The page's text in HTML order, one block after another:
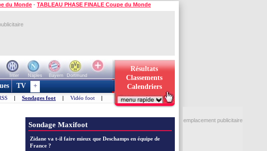
du Monde - TABLEAU PHASE FINALE Coupe du Monde
Inter Naples Bayern
Dortmund
Résultats
Classements
Calendriers
TV +
| Sondages foot | Vidéo foot |
Sondage Maxifoot
Zidane va t-il faire mieux que Deschamps en équipe de
France ?
emplacement publicitaire